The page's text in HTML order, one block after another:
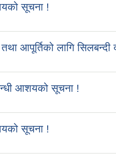
सूचना !
आपूर्तिको लागि सिलबन्दी
आशयको सूचना !
सूचना !